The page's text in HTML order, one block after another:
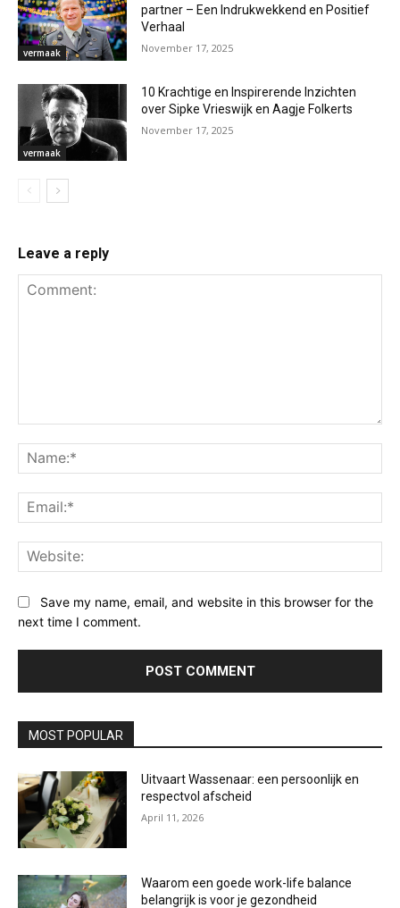
vermaak
partner – Een Indrukwekkend en Positief
Verhaal
November 17, 2025
vermaak
10 Krachtige en Inspirerende Inzichten
over Sipke Vrieswijk en Aagje Folkerts
November 17, 2025
Leave a reply
Save my name, email, and website in this browser for the
next time I comment.
MOST POPULAR
Uitvaart Wassenaar: een persoonlijk en
respectvol afscheid
April 11, 2026
Waarom een goede work-life balance
belangrijk is voor je gezondheid